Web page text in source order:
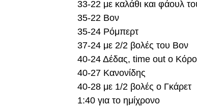
33-22 με καλάθι και φάουλ
35-22 Βον
35-24 Ρόμπερτ
37-24 με 2/2 βολές του Βον
40-24 Δέδας, time out o
40-27 Κανονίδης
40-28 με 1/2 βολές ο Γκάρετ
1:40 για το ημίχρονο